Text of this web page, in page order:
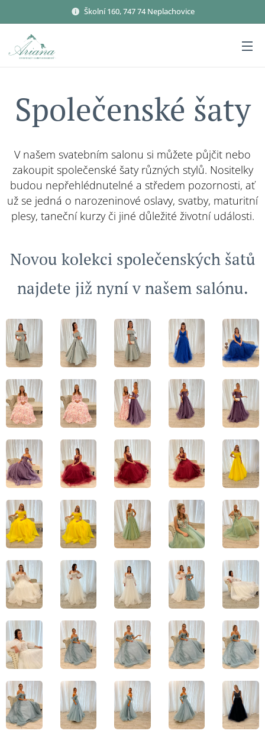
Školní 160, 747 74 Neplachovice
Společenské šaty
V našem svatebním salonu si můžete půjčit nebo
zakoupit společenské šaty různých stylů. Nositelky
budou nepřehlédnutelné a středem pozornosti, ať
už se jedná o narozeninové oslavy, svatby, maturitní
plesy, taneční kurzy či jiné důležité životní události.
Novou kolekci společenských šatů
najdete již nyní v našem salónu.